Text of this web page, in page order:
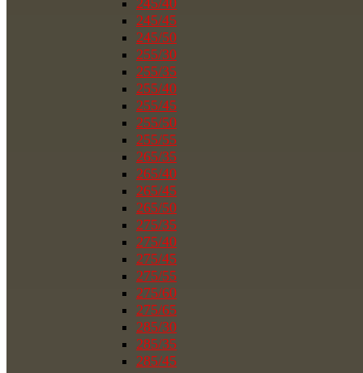
245/40
245/45
245/50
255/30
255/35
255/40
255/45
255/50
255/55
265/35
265/40
265/45
265/50
275/35
275/40
275/45
275/55
275/60
275/65
285/30
285/35
285/45